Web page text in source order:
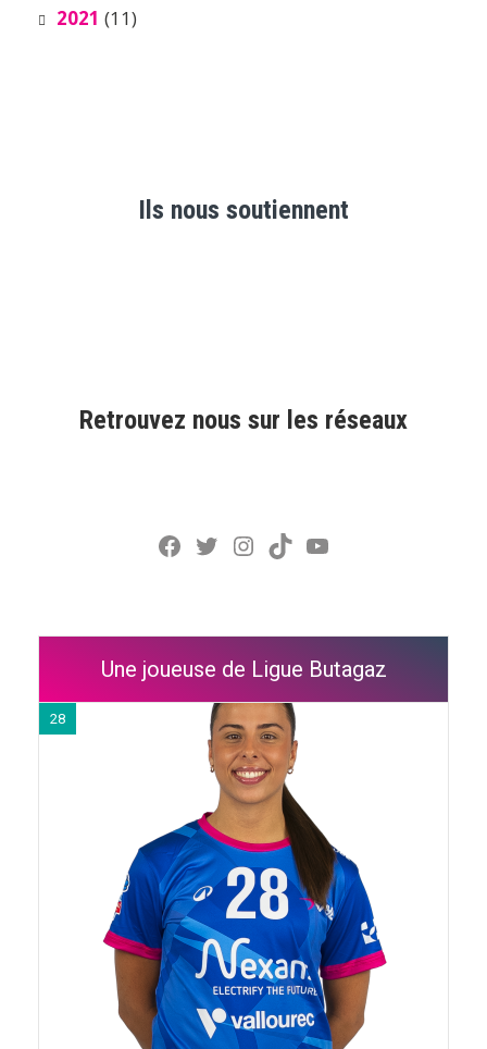
2021 (11)
Ils nous soutiennent
Retrouvez nous sur les réseaux
Facebook
Twitter
Instagram
TikTokYouTube
Une joueuse de Ligue Butagaz
28